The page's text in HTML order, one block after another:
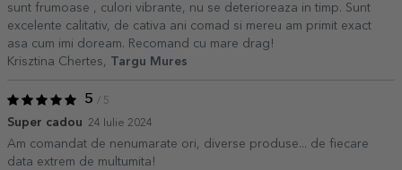
sunt frumoase , culori vibrante, nu se deterioreaza in timp. Sunt
excelente calitativ, de cativa ani comad si mereu am primit exact
asa cum imi doream. Recomand cu mare drag!
Krisztina Chertes, Targu Mures
5 / 5
Super cadou 24 Iulie 2024
Am comandat de nenumarate ori, diverse produse... de fiecare
data extrem de multumita!